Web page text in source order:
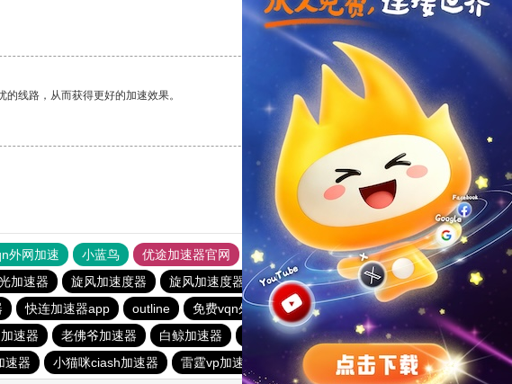
反对
线路，从而获得更好的加速效果。
反对[0]
外网加速 小蓝鸟 优途加速器官网 风驰加速器 旋风加速器
八戒看书
加速器 旋风加速度器 旋风加速度器 极风加速器
ios加速器
快连加速器app outline 免费vqn外网 飞狗加速器
快连加速器app
速器 老佛爷加速器 白鲸加速器 老王vqn加速
免费VP加速器
速器 小猫咪ciash加速器 雷霆vp加速器官网